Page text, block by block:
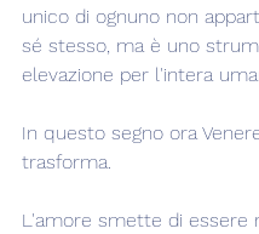
unico di ognuno non
sé stesso, ma è uno
elevazione per l'intera
In questo segno ora
trasforma.
L'amore smette di essere